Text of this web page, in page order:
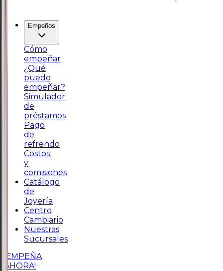
Empeños
Cómo
empeñar
¿Qué
puedo
empeñar?
Simulador
de
préstamos
Pago
de
refrendo
Costos
y
comisiones
Catálogo
de
Joyería
Centro
Cambiario
Nuestras
Sucursales
¡EMPEÑA
AHORA!